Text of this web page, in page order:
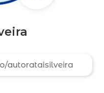
autorataisilveira